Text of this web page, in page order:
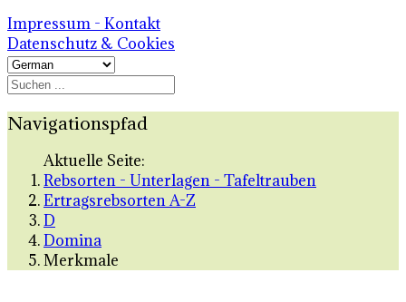
Impressum - Kontakt
Datenschutz & Cookies
Navigationspfad
Aktuelle Seite:
Rebsorten - Unterlagen - Tafeltrauben
Ertragsrebsorten A-Z
D
Domina
Merkmale